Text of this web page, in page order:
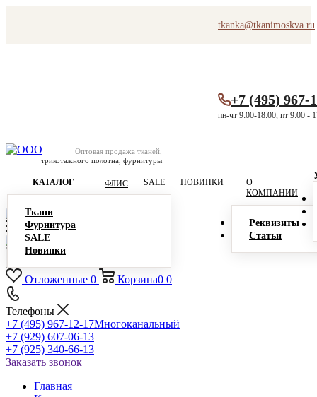
tkanka@tkanimoskva.ru
Оптовая продажа тканей,
трикотажного полотна, фурнитуры
+7 (495) 967-
пн-чт 9:00-18:00, пт 9:00 -
КАТАЛОГ
Ткани
Фурнитура
SALE
Новинки
ФЛИС SALE НОВИНКИ
О
КОМПАНИИ
Реквизиты
Статьи
Отложенные 0 Корзина0 0
Телефоны
+7 (495) 967-12-17Многоканальный
+7 (929) 607-06-13
+7 (925) 340-66-13
Заказать звонок
Главная